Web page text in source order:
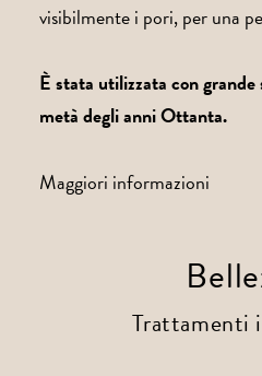
visibilmente i pori, per una
È stata utilizzata con
metà degli anni Ottanta.
Maggiori informazioni
Trattamenti